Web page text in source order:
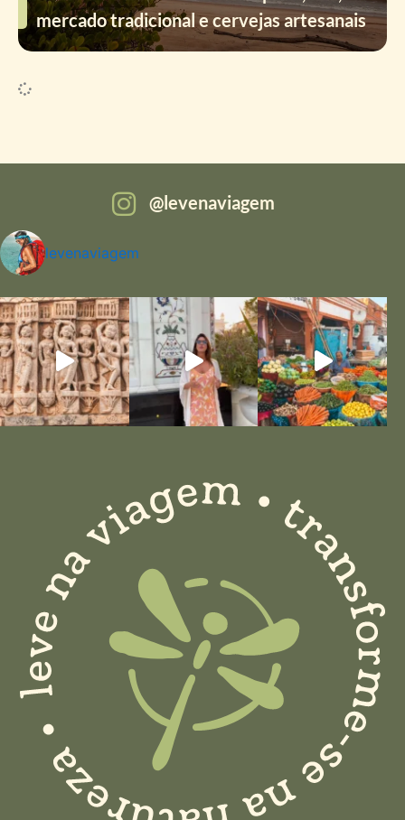
mercado tradicional e cervejas artesanais
levenaviagem
levenaviagem